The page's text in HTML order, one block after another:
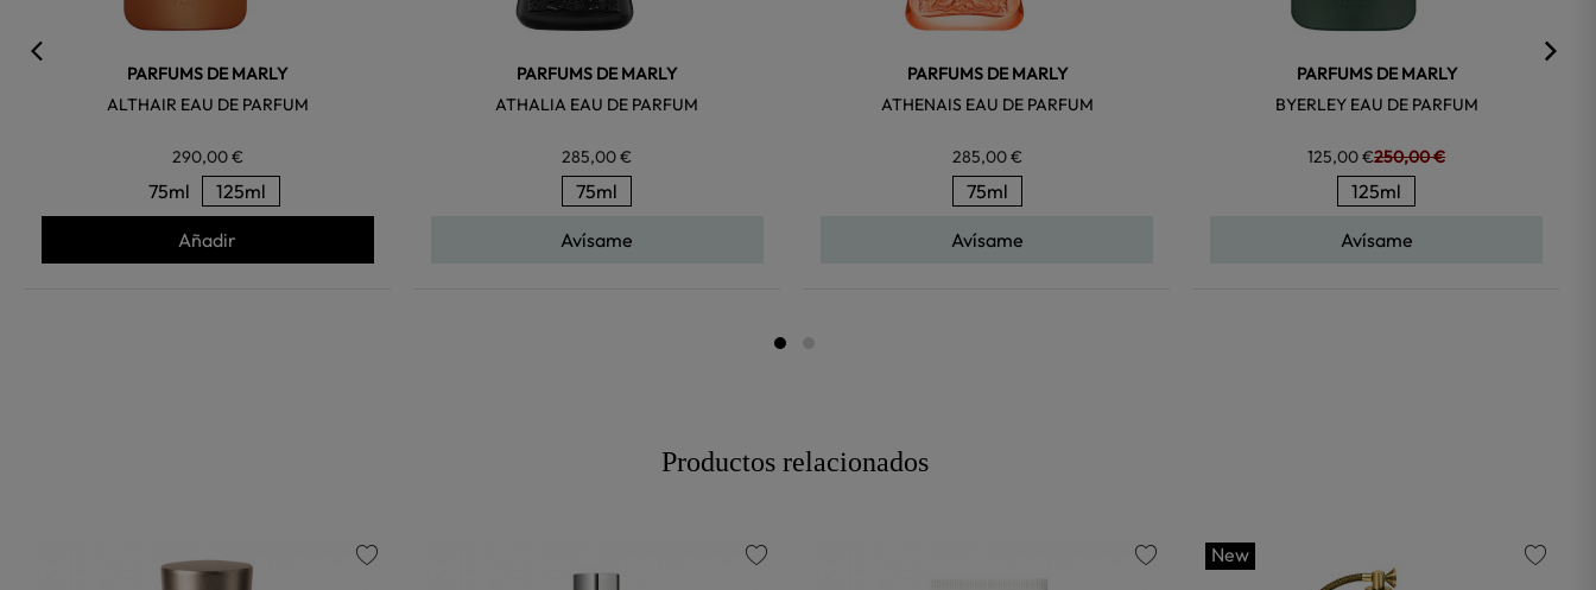
PARFUMS DE MARLY
ALTHAIR EAU DE PARFUM
290,00 €
75ml 125ml
Añadir
PARFUMS DE MARLY
ATHALIA EAU DE PARFUM
285,00 €
75ml
Avísame
PARFUMS DE MARLY
ATHENAIS EAU DE PARFUM
285,00 €
75ml
Avísame
PARFUMS DE MARLY
BYERLEY EAU DE PARFUM
125,00 €250,00 €
125ml
Avísame
Productos relacionados
New